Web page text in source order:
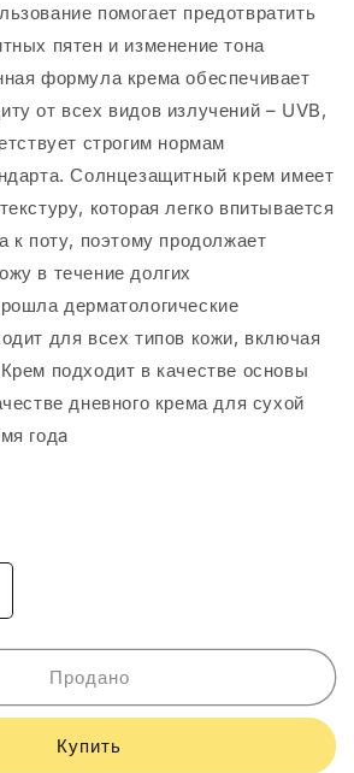
помогает предотвратить
пятен и изменение тона
формула крема обеспечивает
от всех видов излучений – UVB,
строгим нормам
Солнцезащитный крем имеет
которая легко впитывается
к поту, поэтому продолжает
в течение долгих
дерматологические
для всех типов кожи, включая
подходит в качестве основы
дневного крема для сухой
годa
Продано
Купить